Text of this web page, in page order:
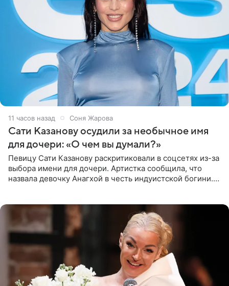
11 часов назад Соня Жарова
Сати Казанову осудили за необычное имя
для дочери: «О чем вы думали?»
Певицу Сати Казанову раскритиковали в соцсетях из-за
выбора имени для дочери. Артистка сообщила, что
назвала девочку Анагхой в честь индуистской богини.